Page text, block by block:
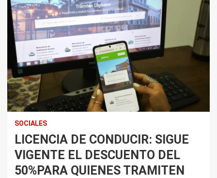
SOCIALES
LICENCIA DE CONDUCIR: SIGUE
VIGENTE EL DESCUENTO DEL
50%PARA QUIENES TRAMITEN